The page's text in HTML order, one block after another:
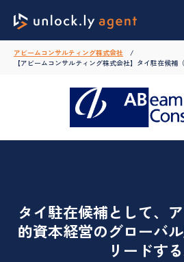
アビームコンサルティング株式会社
【アビームコンサルティング株式会社】タイ駐在候補
タイ駐在候補として、
的資本経営のグローバ
リードする